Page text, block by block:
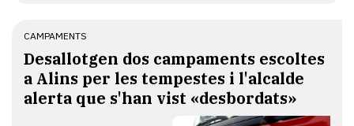
CAMPAMENTS
​Desallotgen dos campaments escoltes
a Alins per les tempestes i l'alcalde
alerta que s'han vist «desbordats»